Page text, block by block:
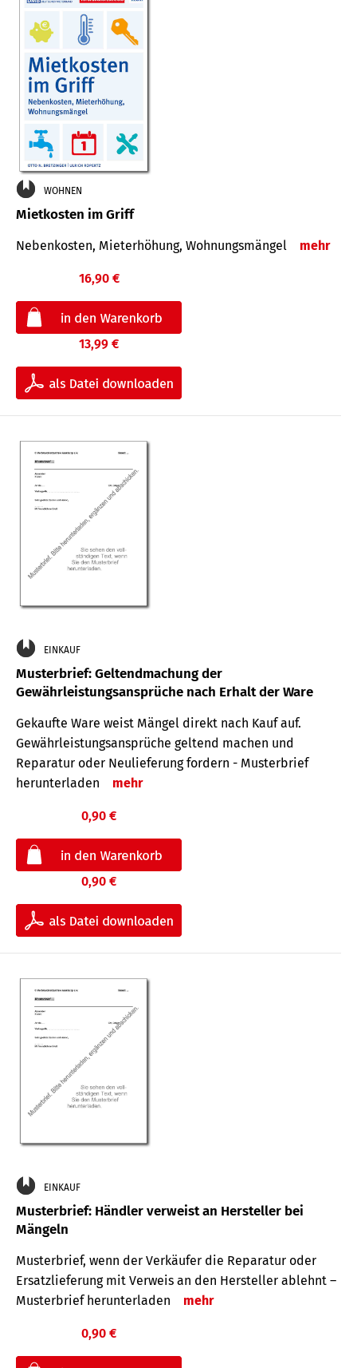
WOHNEN
Mietkosten im Griff
Nebenkosten, Mieterhöhung, Wohnungsmängel mehr
16,90 €
13,99 €
EINKAUF
Musterbrief: Geltendmachung der
Gewährleistungsansprüche nach Erhalt der Ware
Gekaufte Ware weist Mängel direkt nach Kauf auf.
Gewährleistungsansprüche geltend machen und
Reparatur oder Neulieferung fordern - Musterbrief
herunterladen
mehr
0,90 €
0,90 €
EINKAUF
Musterbrief: Händler verweist an Hersteller bei
Mängeln
Musterbrief, wenn der Verkäufer die Reparatur oder
Ersatzlieferung mit Verweis an den Hersteller ablehnt –
Musterbrief herunterladen
mehr
0,90 €